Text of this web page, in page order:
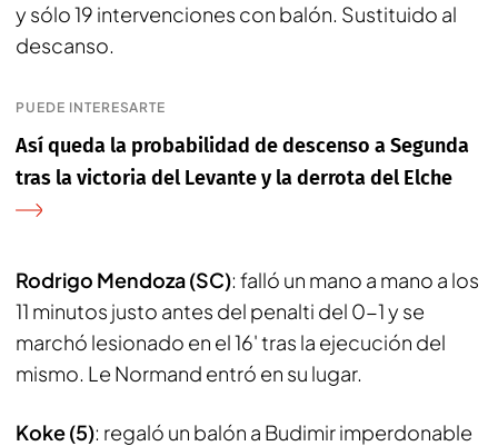
y sólo 19 intervenciones con balón. Sustituido al
descanso.
PUEDE INTERESARTE
Así queda la probabilidad de descenso a Segunda
tras la victoria del Levante y la derrota del Elche
Rodrigo Mendoza (SC): falló un mano a mano a los
11 minutos justo antes del penalti del 0-1 y se
marchó lesionado en el 16' tras la ejecución del
mismo. Le Normand entró en su lugar.
Koke (5): regaló un balón a Budimir imperdonable